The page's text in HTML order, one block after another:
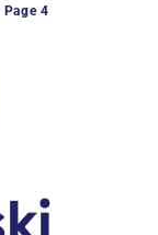
Page 4